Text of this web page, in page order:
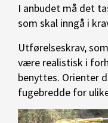
I anbudet må det
som skal inngå i
Utførelseskrav,
være realistisk i
benyttes. Orienter
fugebredde for